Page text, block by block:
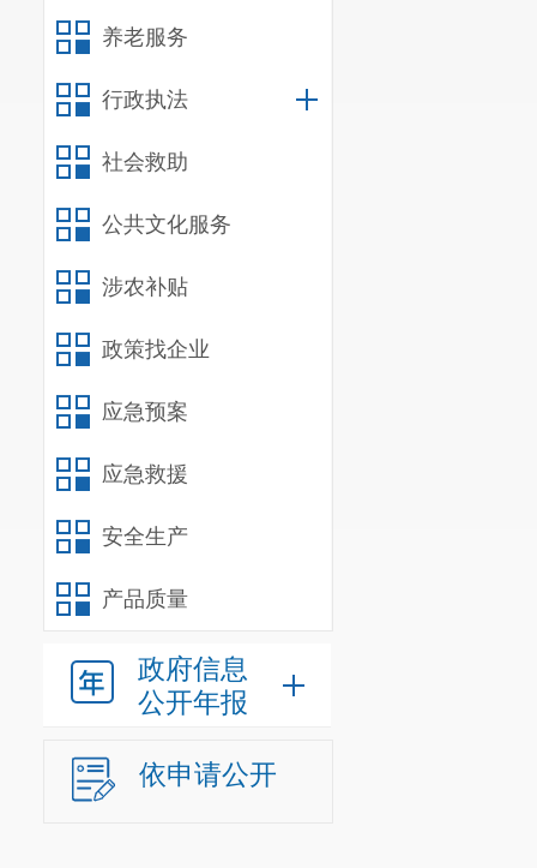
养老服务
行政执法
社会救助
公共文化服务
涉农补贴
政策找企业
应急预案
应急救援
安全生产
产品质量
政府信息
公开年报
依申请公开